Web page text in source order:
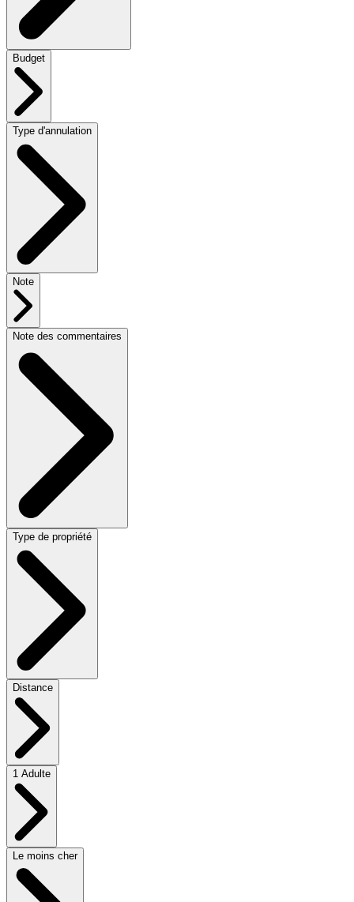
Budget
Type d'annulation
Note
Note des commentaires
Type de propriété
Distance
1 Adulte
Le moins cher